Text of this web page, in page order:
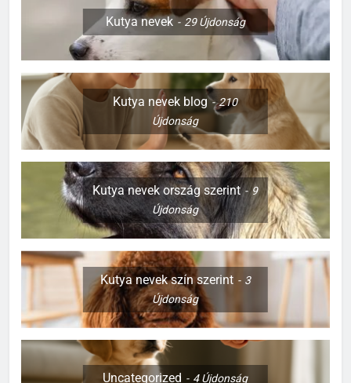
Kutya nevek 29Újdonság
Kutya nevek blog
210
Újdonság
Kutya nevek ország szerint
9
Újdonság
Kutya nevek szín szerint
3
Újdonság
Uncategorized 4Újdonság